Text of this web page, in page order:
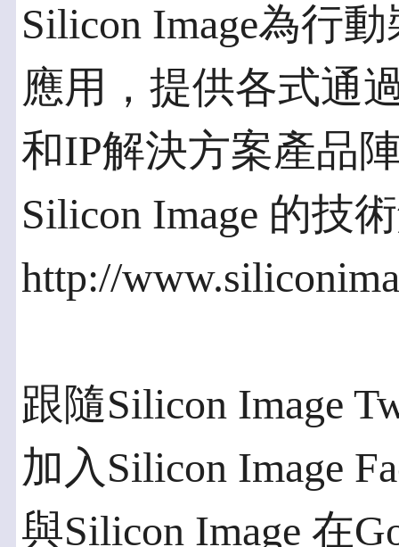
Silicon Image為行
應用，提供各式通
和IP解決方案產品
Silicon Image 的技
http://
跟隨Silicon Image
加入Silicon Image
與Silicon Image 在